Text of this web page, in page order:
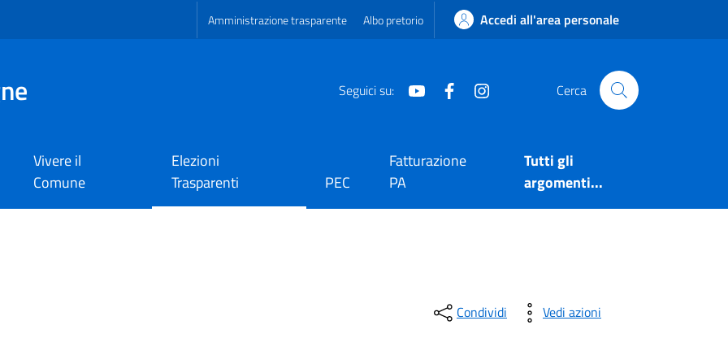
Amministrazione trasparente Albo pretorio Accedi all'area personale
Seguici su: Youtube Facebook Cerca
Vivere il
Comune
Elezioni
Trasparenti
PEC
Fatturazione
PA
Tutti gli
argomenti...
Condividi Vedi azioni